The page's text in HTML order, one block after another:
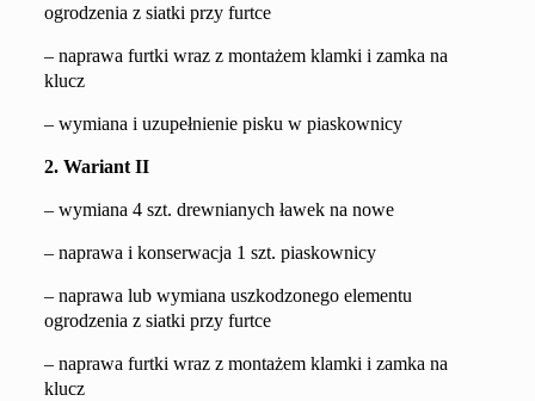
ogrodzenia z siatki przy furtce
– naprawa furtki wraz z montażem klamki i zamka na
klucz
– wymiana i uzupełnienie pisku w piaskownicy
2. Wariant II
– wymiana 4 szt. drewnianych ławek na nowe
– naprawa i konserwacja 1 szt. piaskownicy
– naprawa lub wymiana uszkodzonego elementu
ogrodzenia z siatki przy furtce
– naprawa furtki wraz z montażem klamki i zamka na
klucz